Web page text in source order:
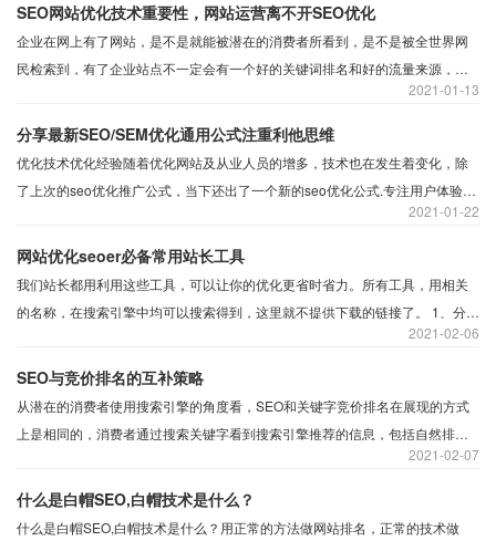
01-13
2021
SEO网站优化技术重要性，网站运营离不开SEO优化
企业在网上有了网站，是不是就能被潜在的消费者所看到，是不是被全世界网
民检索到，有了企业站点不一定会有一个好的关键词排名和好的流量来源，这
01-22
2021
分享最新SEO/SEM优化通用公式注重利他思维
优化技术优化经验随着优化网站及从业人员的增多，技术也在发生着变化，除
了上次的seo优化推广公式，当下还出了一个新的seo优化公式.专注用户体验满
足用户需求，接下来就由小编优化顾问为大家分享SEO/SEM优化通用公式
=UE（用户体验）+SE（蜘蛛体验）。
02-06
2021
网站优化seoer必备常用站长工具
我们站长都用利用这些工具，可以让你的优化更省时省力。所有工具，用相关
的名称，在搜索引擎中均可以搜索得到，这里就不提供下载的链接了。 1、分析
名跟踪，另外，最给力的作用的就是分析关键字的竞争程度，包括获得搜索引
02-07
2021
SEO与竞价排名的互补策略
从潜在的消费者使用搜索引擎的角度看，SEO和关键字竞价排名在展现的方式
上是相同的，消费者通过搜索关键字看到搜索引擎推荐的信息，包括自然排名
信息和竞价排名信 息，然后消费者通过自己的判断来进行点击进入网站，进而
达到网络营销的效果。
什么是白帽SEO,白帽技术是什么？
什么是白帽SEO,白帽技术是什么？用正常的方法做网站排名，正常的技术做